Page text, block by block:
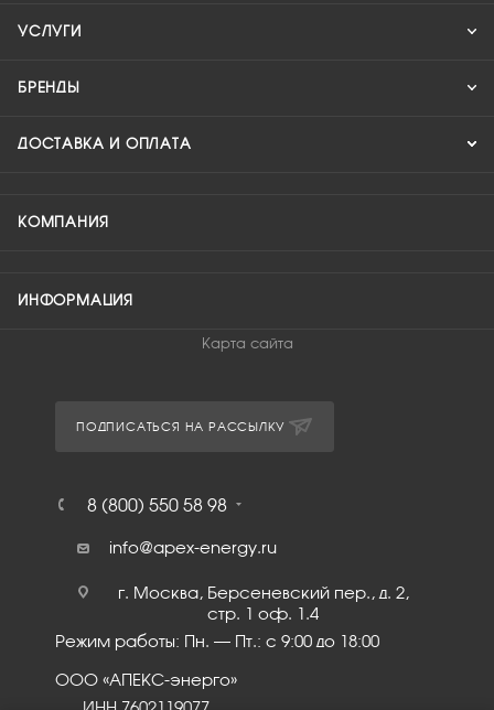
УСЛУГИ
БРЕНДЫ
ДОСТАВКА И ОПЛАТА
КОМПАНИЯ
ИНФОРМАЦИЯ
Карта сайта
ПОДПИСАТЬСЯ НА РАССЫЛКУ
8 (800) 550 58 98
info@apex-energy.ru
г. Москва, Берсеневский пер., д. 2,
стр. 1 оф. 1.4
Режим работы: Пн. – Пт.: с 9:00 до 18:00
ООО «АПЕКС-энерго»